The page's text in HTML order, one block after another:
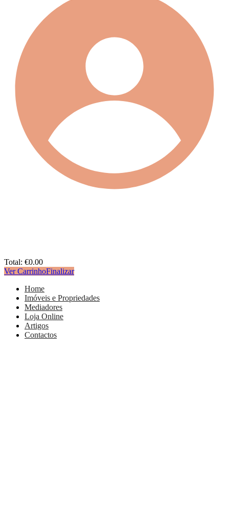
Total: €0.00
Ver CarrinhoFinalizar
Home
Imóveis e Propriedades
Mediadores
Loja Online
Artigos
Contactos